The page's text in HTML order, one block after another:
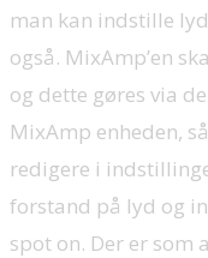
man kan indstille
også. MixAmp’en
og dette gøres via
MixAmp enheden,
redigere i
forstand på lyd og
spot on. Der er